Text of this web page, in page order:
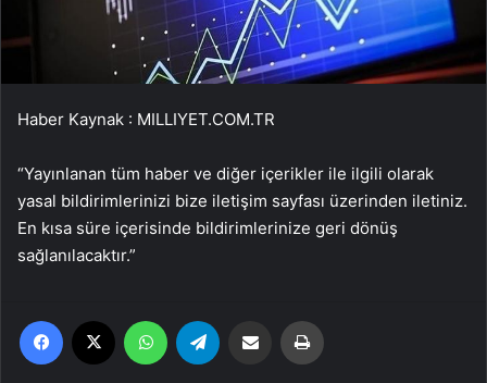
Haber Kaynak : MILLIYET.COM.TR
“Yayınlanan tüm haber ve diğer içerikler ile ilgili olarak
yasal bildirimlerinizi bize iletişim sayfası üzerinden iletiniz.
En kısa süre içerisinde bildirimlerinize geri dönüş
sağlanılacaktır.”
Facebook WhatsApp Email'den paylaş